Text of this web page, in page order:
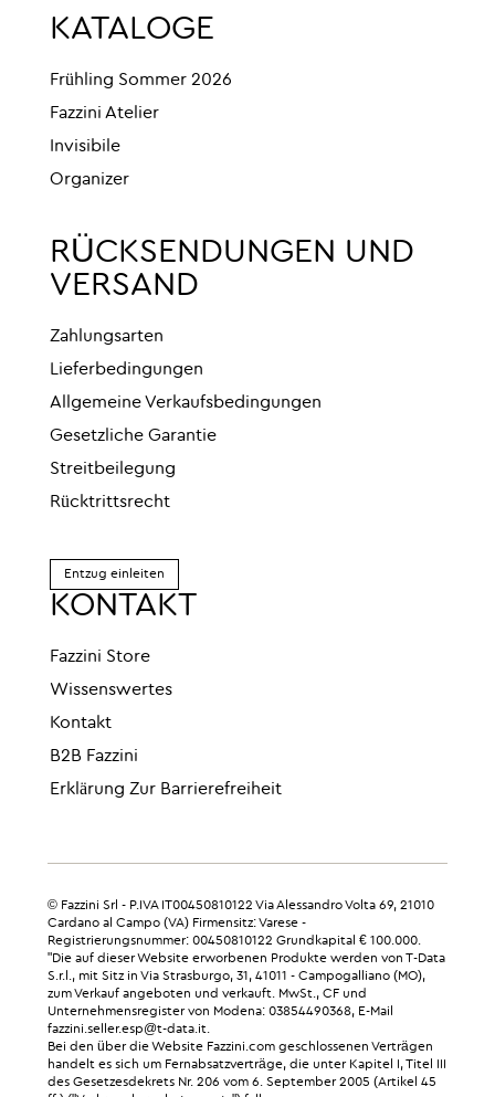
KATALOGE
Frühling Sommer 2026
Fazzini Atelier
Invisibile
Organizer
RÜCKSENDUNGEN UND
VERSAND
Zahlungsarten
Lieferbedingungen
Allgemeine Verkaufsbedingungen
Gesetzliche Garantie
Streitbeilegung
Rücktrittsrecht
Entzug einleiten
KONTAKT
Fazzini Store
Wissenswertes
Kontakt
B2B Fazzini
Erklärung Zur Barrierefreiheit
© Fazzini Srl - P.IVA IT00450810122 Via Alessandro Volta 69, 21010
Cardano al Campo (VA) Firmensitz: Varese -
Registrierungsnummer: 00450810122 Grundkapital € 100.000.
"Die auf dieser Website erworbenen Produkte werden von T-Data
S.r.l., mit Sitz in Via Strasburgo, 31, 41011 - Campogalliano (MO),
zum Verkauf angeboten und verkauft. MwSt., CF und
Unternehmensregister von Modena: 03854490368, E-Mail
fazzini.seller.esp@t-data.it.
Bei den über die Website Fazzini.com geschlossenen Verträgen
handelt es sich um Fernabsatzverträge, die unter Kapitel I, Titel III
des Gesetzesdekrets Nr. 206 vom 6. September 2005 (Artikel 45